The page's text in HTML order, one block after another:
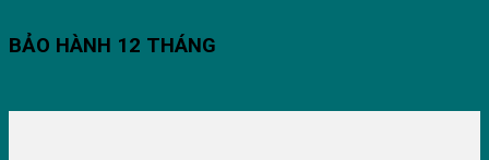
BẢO HÀNH 12 THÁNG